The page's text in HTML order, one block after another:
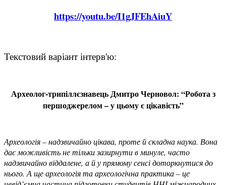
https://youtu.be/I1gJFEhAiuY
Текстовий варіант інтерв'ю:
Археолог-трипіллєзнавець Дмитро Черновол: “Робота з
першоджерелом – у цьому є цікавість”
Археологія – надзвичайно цікава, проте й складна наука. Вона
дає можливість не тільки зазирнути в минуле, часто
надзвичайно віддалене, а й у прямому сенсі доторкнутися до
нього. А ще археологія та археологічна практика – це